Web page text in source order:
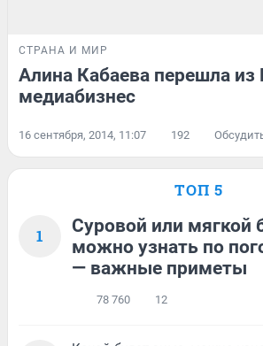
СТРАНА И МИР
Алина Кабаева перешла
медиабизнес
16 сентября, 2014, 11:07 192
ТОП 5
1
Суровой или мягкой
можно узнать по
— важные приметы
78 760 12